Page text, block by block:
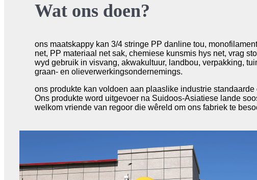
Wat ons doen?
ons maatskappy kan 3/4 stringe PP danline tou,
net, PP materiaal net sak, chemiese kunsmis hys net, vrag
wyd gebruik in visvang, akwakultuur, landbou, verpakking,
graan- en olieverwerkingsondernemings.
ons produkte kan voldoen aan plaaslike industrie
Ons produkte word uitgevoer na Suidoos-Asiatiese lande
welkom vriende van regoor die wêreld om ons fabriek te